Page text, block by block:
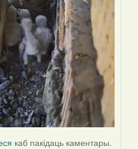
каб пакідаць каментары.